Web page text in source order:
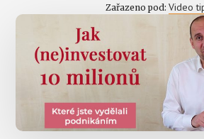
Zařazeno pod: Video